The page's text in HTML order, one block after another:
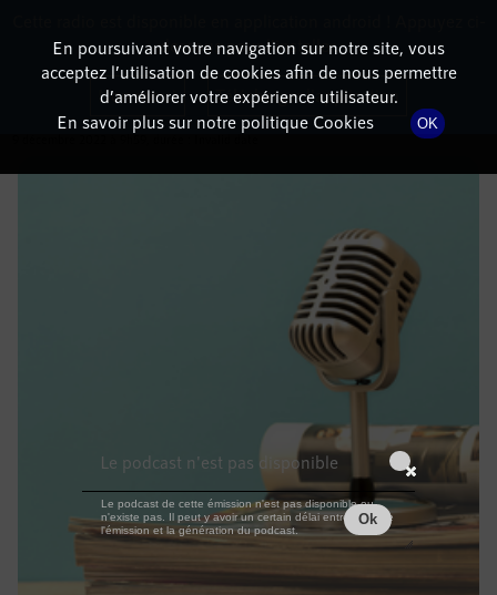
DÉTAILS DE L'ÉMISSION
En poursuivant votre navigation sur notre site, vous
acceptez l’utilisation de cookies afin de nous permettre
d’améliorer votre expérience utilisateur.
En savoir plus sur notre politique Cookies
OK
dessous pour l'installer.
Non merci Télécharger l'application
Le podcast n'est pas disponible
Le podcast de cette émission n'est pas disponible ou
n'existe pas. Il peut y avoir un certain délai entre la fin de
l'émission et la génération du podcast.
Ok